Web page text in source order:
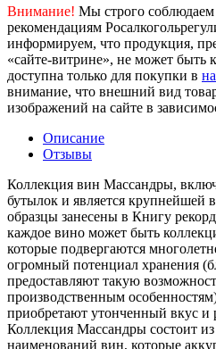
Внимание! Мы строго соблюдаем
рекомендациям
информируем, что продукция,
«сайте-витрине», не может быть
доступна только для покупки в
внимание, что внешний вид
изображений на сайте в
Описание
Отзывы
Коллекция вин Массандры,
бутылок и является крупнейшей
образцы занесены в Книгу
каждое вино может быть
которые подвергаются
огромный потенциал хранения
предоставляют такую
производственным
приобретают утонченный вкус и
Коллекция Массандры состоит
наименований вин, которые